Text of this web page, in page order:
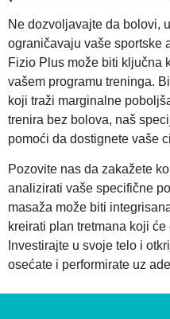
Ne dozvoljavajte da bolovi,
ograničavaju vaše sportske
Fizio Plus može biti ključna
vašem programu treninga.
koji traži marginalne
trenira bez bolova, naš
pomoći da dostignete vaše
Pozovite nas da zakažete
analizirati vaše specifične
masaža može biti
kreirati plan tretmana koji
Investirajte u svoje telo i
osećate i performirate uz